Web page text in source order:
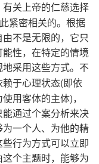
关上帝的仁慈选择
紧密相关的。根据
不是无限的，它只
性，在特定的情境
采用这些方式。不
赖于心理状态(即依
使用客体的主体)，
通过个案分析来决
一个人、为他的精
行为方式可以立即
个主题时，能够为